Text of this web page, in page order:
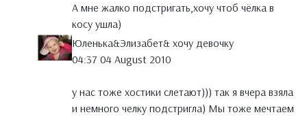
А мне жалко подстригать,хочу чтоб чёлка в
косу ушла)
Юленька&Элизабет& хочу девочку
04:37 04 August 2010
у нас тоже хостики слетают))) так я вчера взяла
и немного челку подстригла) Мы тоже мечтаем